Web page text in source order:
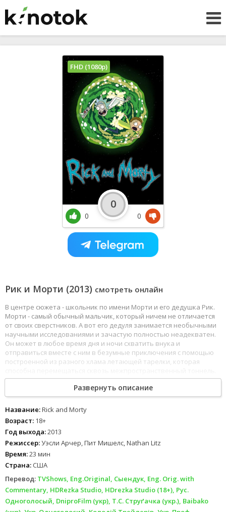
Рик и Морти (2013) смотреть онлайн
В центре сюжета - школьник по имени Морти и его дедушка Рик.
Морти - самый обычный мальчик, который ничем не отличается
от своих сверстников. А вот его дедуля занимается необычными
научными исследованиями и зачастую полностью неадекватен.
Он может в любое время дня и ночи схватить внука и
отправиться вместе с ним в безумные приключения с помощью
построенной из разного хлама летающей тарелки, которая
Каждый раз эта парочка оказывается в самых неожиданных
местах и самых нелепых ситуациях.
Развернуть описание
Название:Rick and Morty
Возраст: 18+
Год выхода:2013
Режиссер:Уэсли Арчер, Пит Мишелс, Nathan Litz
Время:23 мин
Страна: США
Перевод: TVShows, Eng.Original, Сыендук, Eng. Orig. with
Commentary, HDRezka Studio, HDrezka Studio (18+), Рус.
Одноголосый, DniproFilm (укр), Т.С. Cтруґачка (укр.), Baibako
FHD (1080p)
0
0
0